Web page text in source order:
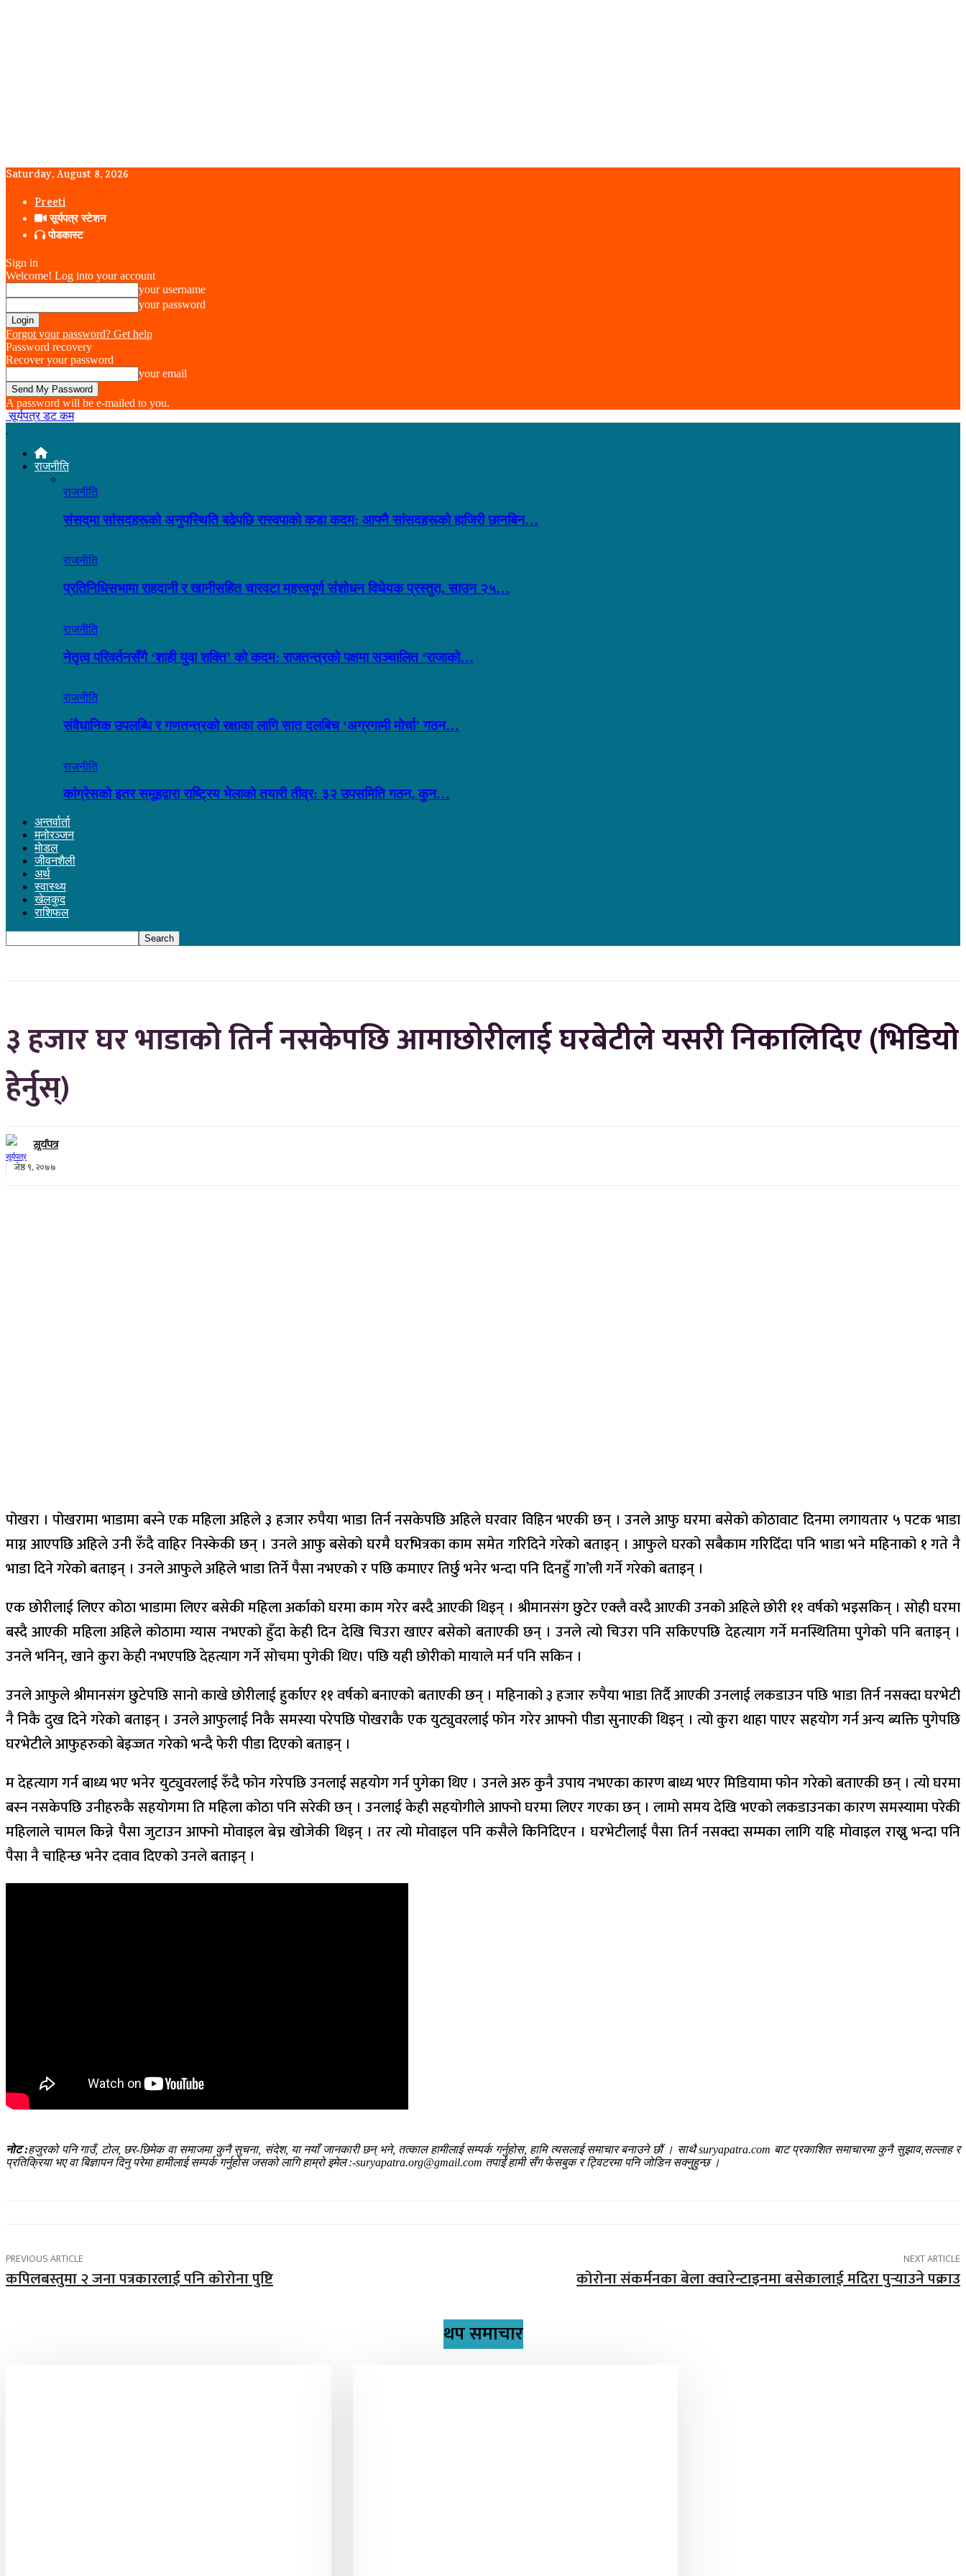
Saturday, August 8, 2026
Preeti
सूर्यपत्र स्टेशन
पोडकास्ट
Sign in
Welcome! Log into your account
your username
your password
Forgot your password? Get help
Password recovery
Recover your password
your email
A password will be e-mailed to you.
सूर्यपत्र डट कम
राजनीति
राजनीति
संसद्‌मा सांसदहरूको अनुपस्थिति बढेपछि रास्वपाको कडा कदम: आफ्नै सांसदहरूको हाजिरी छानबिन…
राजनीति
प्रतिनिधिसभामा राहदानी र खानीसहित चारवटा महत्त्वपूर्ण संशोधन विधेयक प्रस्तुत, साउन २५…
राजनीति
नेतृत्व परिवर्तनसँगै ‘शाही युवा शक्ति’ को कदम: राजतन्त्रको पक्षमा सञ्चालित ‘राजाको…
राजनीति
संवैधानिक उपलब्धि र गणतन्त्रको रक्षाका लागि सात दलबिच ‘अग्रगामी मोर्चा’ गठन…
राजनीति
कांग्रेसको इतर समूहद्वारा राष्ट्रिय भेलाको तयारी तीव्र: ३२ उपसमिति गठन, कुन…
अन्तर्वार्ता
मनोरञ्जन
माेडल
जीवनशैली
अर्थ
स्वास्थ्य
खेलकुद
राशिफल
३ हजार घर भाडाको तिर्न नसकेपछि आमाछोरीलाई घरबेटीले यसरी निकालिदिए (भिडियो
हेर्नुस्)
सूर्यपत्र
जेष्ठ ९, २०७७
पोखरा । पोखरामा भाडामा बस्ने एक महिला अहिले ३ हजार रुपैया भाडा तिर्न नसकेपछि अहिले घरवार विहिन भएकी छन् । उनले आफु घरमा बसेको कोठावाट दिनमा लगायतार ५ पटक भाडा
माग्न आएपछि अहिले उनी रुँदै वाहिर निस्केकी छन् । उनले आफु बसेको घरमै घरभित्रका काम समेत गरिदिने गरेको बताइन् । आफुले घरको सबैकाम गरिदिँदा पनि भाडा भने महिनाको १ गते नै
भाडा दिने गरेको बताइन् । उनले आफुले अहिले भाडा तिर्ने पैसा नभएको र पछि कमाएर तिर्छु भनेर भन्दा पनि दिनहुँ गा’ली गर्ने गरेको बताइन् ।
एक छोरीलाई लिएर कोठा भाडामा लिएर बसेकी महिला अर्काको घरमा काम गरेर बस्दै आएकी थिइन् । श्रीमानसंग छुटेर एक्लै वस्दै आएकी उनको अहिले छोरी ११ वर्षको भइसकिन् । सोही घरमा
बस्दै आएकी महिला अहिले कोठामा ग्यास नभएको हुँदा केही दिन देखि चिउरा खाएर बसेको बताएकी छन् । उनले त्यो चिउरा पनि सकिएपछि देहत्याग गर्ने मनस्थितिमा पुगेको पनि बताइन् ।
उनले भनिन्, खाने कुरा केही नभएपछि देहत्याग गर्ने सोचमा पुगेकी थिए। पछि यही छोरीको मायाले मर्न पनि सकिन ।
उनले आफुले श्रीमानसंग छुटेपछि सानो काखे छोरीलाई हुर्काएर ११ वर्षको बनाएको बताएकी छन् । महिनाको ३ हजार रुपैया भाडा तिर्दै आएकी उनलाई लकडाउन पछि भाडा तिर्न नसक्दा घरभेटी
नै निकै दुख दिने गरेको बताइन् । उनले आफुलाई निकै समस्या परेपछि पोखराकै एक युट्युवरलाई फोन गरेर आफ्नो पीडा सुनाएकी थिइन् । त्यो कुरा थाहा पाएर सहयोग गर्न अन्य ब्यक्ति पुगेपछि
घरभेटीले आफुहरुको बेइज्जत गरेको भन्दै फेरी पीडा दिएको बताइन् ।
म देहत्याग गर्न बाध्य भए भनेर युट्युवरलाई रुँदै फोन गरेपछि उनलाई सहयोग गर्न पुगेका थिए । उनले अरु कुनै उपाय नभएका कारण बाध्य भएर मिडियामा फोन गरेको बताएकी छन् । त्यो घरमा
बस्न नसकेपछि उनीहरुकै सहयोगमा ति महिला कोठा पनि सरेकी छन् । उनलाई केही सहयोगीले आफ्नो घरमा लिएर गएका छन् । लामो समय देखि भएको लकडाउनका कारण समस्यामा परेकी
महिलाले चामल किन्ने पैसा जुटाउन आफ्नो मोवाइल बेच्न खोजेकी थिइन् । तर त्यो मोवाइल पनि कसैले किनिदिएन । घरभेटीलाई पैसा तिर्न नसक्दा सम्मका लागि यहि मोवाइल राख्नु भन्दा पनि
पैसा नै चाहिन्छ भनेर दवाव दिएको उनले बताइन् ।
नोट :हजुरको पनि गाउँ, टोल, छर-छिमेक वा समाजमा कुनै सुचना, संदेश, या नयाँ जानकारी छन् भने, तत्काल हामीलाई सम्पर्क गर्नुहोस, हामि त्यसलाई समाचार बनाउने छौं । साथै suryapatra.com बाट प्रकाशित समाचारमा कुनै सुझाव,सल्लाह र
प्रतिक्रिया भए वा बिज्ञापन दिनु परेमा हामीलाई सम्पर्क गर्नुहोस जसको लागि हाम्रो इमेल :-suryapatra.org@gmail.com तपाईं हामी सँग फेसबुक र ट्विटरमा पनि जोडिन सक्नुहुन्छ ।
PREVIOUS ARTICLE
कपिलबस्तुमा २ जना पत्रकारलाई पनि कोरोना पुष्टि
NEXT ARTICLE
कोरोना संकर्मनका बेला क्वारेन्टाइनमा बसेकालाई मदिरा पुर्‍याउने पक्राउ
थप समाचार